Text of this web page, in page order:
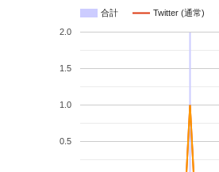
合計 Twitter (通常)
0.5
1.0
1.5
2.0